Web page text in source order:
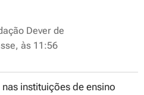
Dever de
às 11:56
instituições de ensino